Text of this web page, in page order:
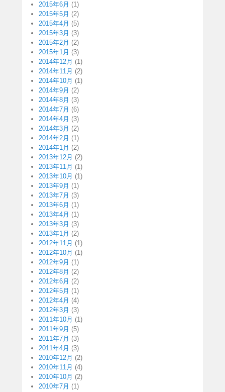
2015年6月 (1)
2015年5月 (2)
2015年4月 (5)
2015年3月 (3)
2015年2月 (2)
2015年1月 (3)
2014年12月 (1)
2014年11月 (2)
2014年10月 (1)
2014年9月 (2)
2014年8月 (3)
2014年7月 (6)
2014年4月 (3)
2014年3月 (2)
2014年2月 (1)
2014年1月 (2)
2013年12月 (2)
2013年11月 (1)
2013年10月 (1)
2013年9月 (1)
2013年7月 (3)
2013年6月 (1)
2013年4月 (1)
2013年3月 (3)
2013年1月 (2)
2012年11月 (1)
2012年10月 (1)
2012年9月 (1)
2012年8月 (2)
2012年6月 (2)
2012年5月 (1)
2012年4月 (4)
2012年3月 (3)
2011年10月 (1)
2011年9月 (5)
2011年7月 (3)
2011年4月 (3)
2010年12月 (2)
2010年11月 (4)
2010年10月 (2)
2010年7月 (1)